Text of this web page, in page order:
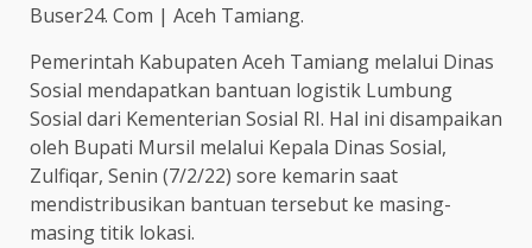
Buser24. Com | Aceh Tamiang.
Pemerintah Kabupaten Aceh Tamiang melalui Dinas
Sosial mendapatkan bantuan logistik Lumbung
Sosial dari Kementerian Sosial RI. Hal ini disampaikan
oleh Bupati Mursil melalui Kepala Dinas Sosial,
Zulfiqar, Senin (7/2/22) sore kemarin saat
mendistribusikan bantuan tersebut ke masing-
masing titik lokasi.